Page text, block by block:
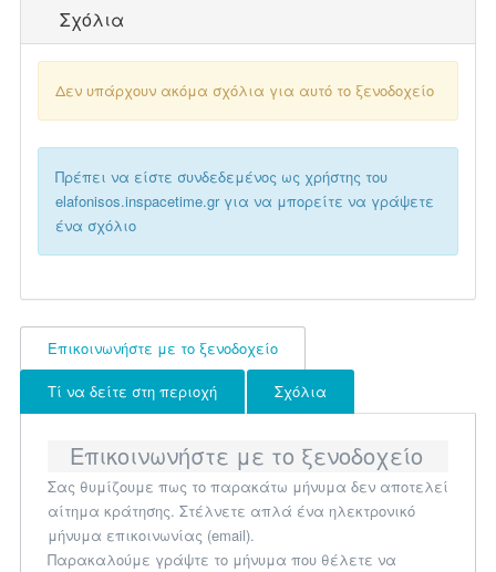
Σχόλια
Δεν υπάρχουν ακόμα σχόλια για αυτό το ξενοδοχείο
Πρέπει να είστε συνδεδεμένος ως χρήστης του
elafonisos.inspacetime.gr για να μπορείτε να γράψετε
ένα σχόλιο
Επικοινωνήστε με το ξενοδοχείο
Τί να δείτε στη περιοχή Σχόλια
Επικοινωνήστε με το ξενοδοχείο
Σας θυμίζουμε πως το παρακάτω μήνυμα δεν αποτελεί
αίτημα κράτησης. Στέλνετε απλά ένα ηλεκτρονικό
μήνυμα επικοινωνίας (email).
Παρακαλούμε γράψτε το μήνυμα που θέλετε να